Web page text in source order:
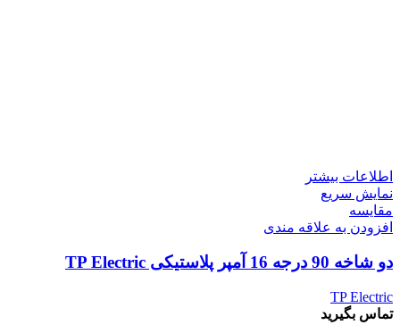
اطلاعات بیشتر
نمایش سریع
مقايسه
افزودن به علاقه مندی
دو شاخه 90 درجه 16 آمپر پلاستیکی TP Electric
TP Electric
تماس بگیرید